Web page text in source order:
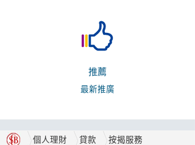
推薦
最新推廣
個人理財 貸款 按揭服務